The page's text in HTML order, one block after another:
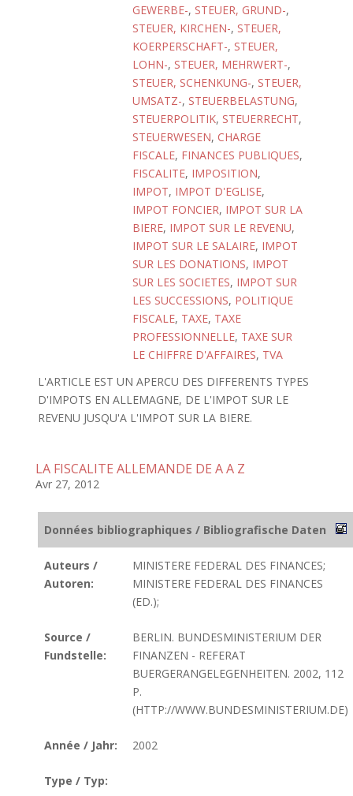
GEWERBE-, STEUER, GRUND-,
STEUER, KIRCHEN-, STEUER,
KOERPERSCHAFT-, STEUER,
LOHN-, STEUER, MEHRWERT-,
STEUER, SCHENKUNG-, STEUER,
UMSATZ-, STEUERBELASTUNG,
STEUERPOLITIK, STEUERRECHT,
STEUERWESEN, CHARGE
FISCALE, FINANCES PUBLIQUES,
FISCALITE, IMPOSITION,
IMPOT, IMPOT D'EGLISE,
IMPOT FONCIER, IMPOT SUR LA
BIERE, IMPOT SUR LE REVENU,
IMPOT SUR LE SALAIRE, IMPOT
SUR LES DONATIONS, IMPOT
SUR LES SOCIETES, IMPOT SUR
LES SUCCESSIONS, POLITIQUE
FISCALE, TAXE, TAXE
PROFESSIONNELLE, TAXE SUR
LE CHIFFRE D'AFFAIRES, TVA
L'ARTICLE EST UN APERCU DES DIFFERENTS TYPES
D'IMPOTS EN ALLEMAGNE, DE L'IMPOT SUR LE
REVENU JUSQU'A L'IMPOT SUR LA BIERE.
LA FISCALITE ALLEMANDE DE A A Z
Avr 27, 2012
Données bibliographiques / Bibliografische Daten
Auteurs /
Autoren:
MINISTERE FEDERAL DES FINANCES;
MINISTERE FEDERAL DES FINANCES
(ED.);
Source /
Fundstelle:
BERLIN. BUNDESMINISTERIUM DER
FINANZEN - REFERAT
BUERGERANGELEGENHEITEN. 2002, 112
P.
(HTTP://WWW.BUNDESMINISTERIUM.DE)
Année / Jahr: 2002
Type / Typ: